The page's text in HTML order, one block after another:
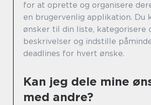
for at oprette og organisere
en brugervenlig applikation. Du
ønsker til din liste, kategorisere
beskrivelser og indstille
deadlines for hvert ønske.
Kan jeg dele mine
med andre?